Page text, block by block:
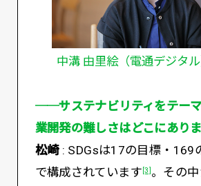
中溝 由里絵（電通デジタル
──サステナビリティをテー
業開発の難しさはどこにあり
松崎: SDGsは17の目標・169
で構成されています [3]。その